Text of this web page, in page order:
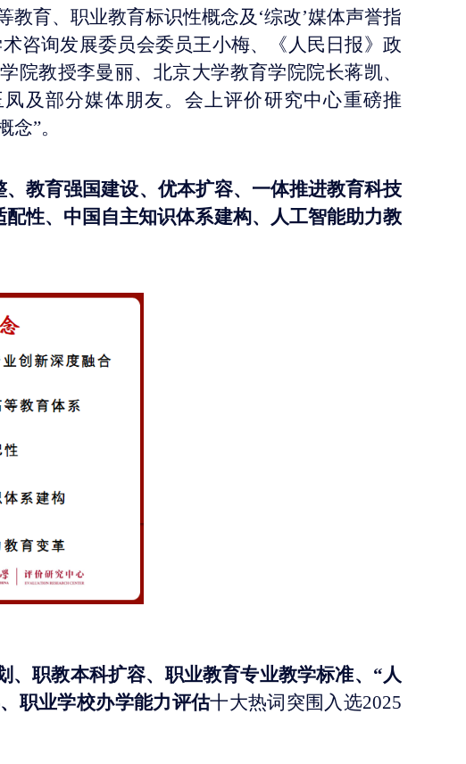
育、职业教育标识性概念及‘综改’媒体声誉指
咨询发展委员会委员王小梅、《人民日报》政
教授李曼丽、北京大学教育学院院长蒋凯、
及部分媒体朋友。会上评价研究中心重磅推
念”。
教育强国建设、优本扩容、一体推进教育科技
性、中国自主知识体系建构、人工智能助力教
职教本科扩容、职业教育专业教学标准、“人
职业学校办学能力评估十大热词突围入选2025